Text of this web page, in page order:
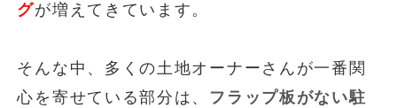
グが増えてきています。
そんな中、多くの土地オーナーさんが一番関
心を寄せている部分は、 フラップ板がない駐